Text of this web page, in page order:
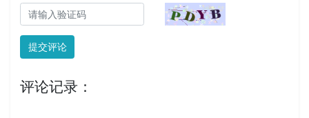
提交评论
评论记录：